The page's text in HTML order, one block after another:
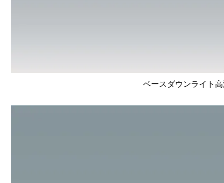
ベースダウンライト